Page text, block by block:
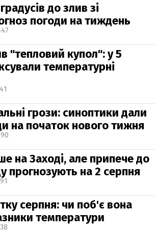
до злив зі
погоди на тиждень
"тепловий купол": у 5
температурні
грози: синоптики дали
на початок нового тижня
на Заході, але припече до
прогнозують на 2 серпня
серпня: чи поб'є вона
температури